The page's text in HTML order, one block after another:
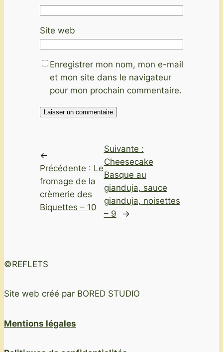
Site web
Enregistrer mon nom, mon e-mail
et mon site dans le navigateur
pour mon prochain commentaire.
←
Précédente : Le
fromage de la
crèmerie des
Biquettes – 10
Suivante :
Cheesecake
Basque au
gianduja, sauce
gianduja, noisettes
– 9
→
©REFLETS
Site web créé par BORED STUDIO
Mentions légales